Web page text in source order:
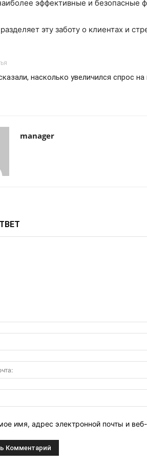
эффективные и безопасные
эту заботу о клиентах и
насколько увеличился спрос на
manager
имя, адрес электронной почты и